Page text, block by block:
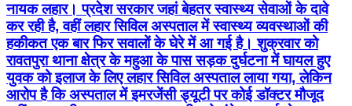
नायक लहार। प्रदेश सरकार जहां बेहतर स्वास्थ्य सेवाओं के दावे
कर रही है, वहीं लहार सिविल अस्पताल में स्वास्थ्य व्यवस्थाओं की
हकीकत एक बार फिर सवालों के घेरे में आ गई है। शुक्रवार को
रावतपुरा थाना क्षेत्र के महुआ के पास सड़क दुर्घटना में घायल हुए
युवक को इलाज के लिए लहार सिविल अस्पताल लाया गया, लेकिन
आरोप है कि अस्पताल में इमरजेंसी ड्यूटी पर कोई डॉक्टर मौजूद